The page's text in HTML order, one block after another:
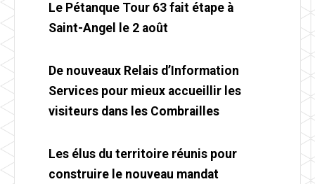
Le Pétanque Tour 63 fait étape à
Saint-Angel le 2 août
De nouveaux Relais d’Information
Services pour mieux accueillir les
visiteurs dans les Combrailles
Les élus du territoire réunis pour
construire le nouveau mandat